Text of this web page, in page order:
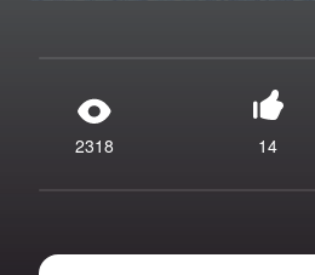
2318 14